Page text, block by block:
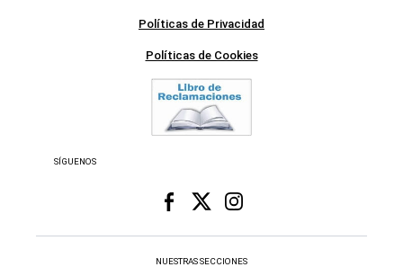
Políticas de Privacidad
Políticas de Cookies
SÍGUENOS
NUESTRAS SECCIONES